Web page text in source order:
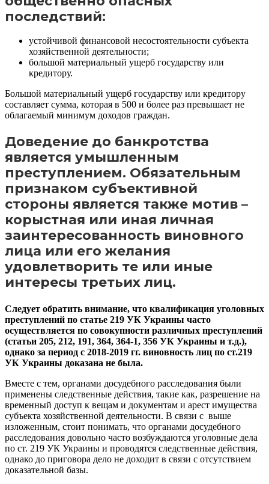
последствий:
устойчивой финансовой несостоятельности субъекта
хозяйственной деятельности;
большой материальный ущерб государству или
кредитору.
Большой материальный ущерб государству или кредитору
составляет сумма, которая в 500 и более раз превышает не
облагаемый минимум доходов граждан.
Доведение до банкротства
является умышленным
преступлением. Обязательным
признаком субъективной
стороны является также мотив –
корыстная или иная личная
заинтересованность виновного
лица или его желания
удовлетворить те или иные
интересы третьих лиц.
Следует обратить внимание, что квалификация уголовных
преступлений по статье 219 УК Украины часто
осуществляется по совокупности различных преступлений
(статьи 205, 212, 191, 364, 364-1, 356 УК Украины и т.д.),
однако за период с 2018-2019 гг. виновность лиц по ст.219
УК Украины доказана не была.
Вместе с тем, органами досудебного расследования были
применены следственные действия, такие как, разрешение на
временный доступ к вещам и документам и арест имущества
субъекта хозяйственной деятельности. В связи с выше
изложенным, стоит понимать, что органами досудебного
расследования довольно часто возбуждаются уголовные дела
по ст. 219 УК Украины и проводятся следственные действия,
однако до приговора дело не доходит в связи с отсутствием
доказательной базы.